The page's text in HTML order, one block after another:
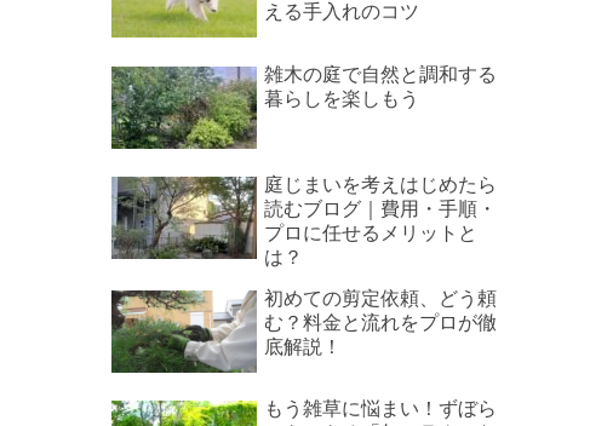
える手入れのコツ
雑木の庭で自然と調和する
暮らしを楽しもう
庭じまいを考えはじめたら
読むブログ｜費用・手順・
プロに任せるメリットと
は？
初めての剪定依頼、どう頼
む？料金と流れをプロが徹
底解説！
もう雑草に悩まい！ずぼら